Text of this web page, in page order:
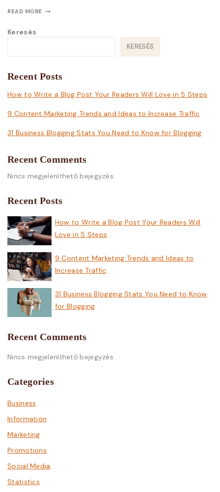
READ MORE
Keresés
KERESÉS
Recent Posts
How to Write a Blog Post Your Readers Will Love in 5 Steps
9 Content Marketing Trends and Ideas to Increase Traffic
31 Business Blogging Stats You Need to Know for Blogging
Recent Comments
Nincs megjeleníthető bejegyzés.
Recent Posts
How to Write a Blog Post Your Readers Will
Love in 5 Steps
9 Content Marketing Trends and Ideas to
Increase Traffic
31 Business Blogging Stats You Need to Know
for Blogging
Recent Comments
Nincs megjeleníthető bejegyzés.
Categories
Business
Information
Marketing
Promotions
Social Media
Statistics